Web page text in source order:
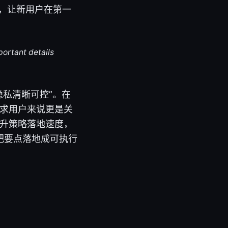
让新用户在第一
details
清晰可控”。在
用户来说更是关
策略落地速度，
要点落地成可执行